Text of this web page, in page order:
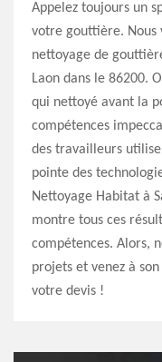
Appelez toujours un
votre gouttière. Nous
nettoyage de
Laon dans le 86200.
qui nettoyé avant la
compétences
des travailleurs
pointe des
Nettoyage Habitat à
montre tous ces
compétences. Alors,
projets et venez à
votre devis !